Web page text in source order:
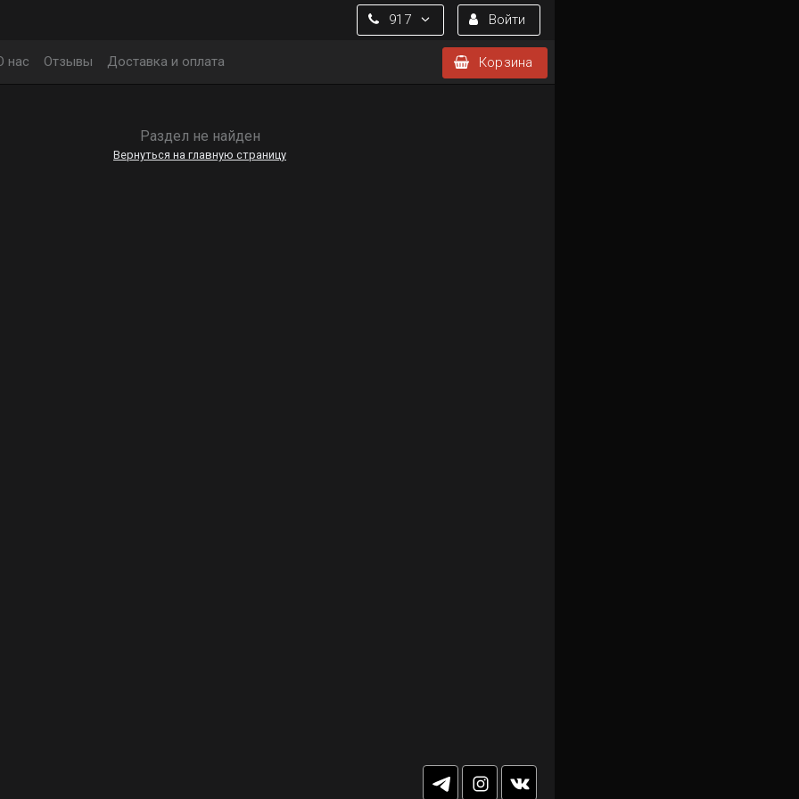
Войти
917
Корзина
нас Отзывы Доставка и оплата
Раздел не найден
Вернуться на главную страницу